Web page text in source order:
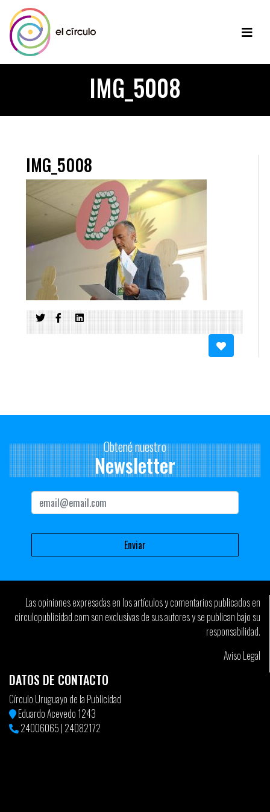
IMG_5008
IMG_5008
Obtené nuestro
Newsletter
Las opiniones expresadas en los artículos y comentarios publicados en
circulopublicidad.com son exclusivas de sus autores y se publican bajo su
responsabilidad.
Aviso Legal
DATOS DE CONTACTO
Círculo Uruguayo de la Publicidad
Eduardo Acevedo 1243
24006065 | 24082172